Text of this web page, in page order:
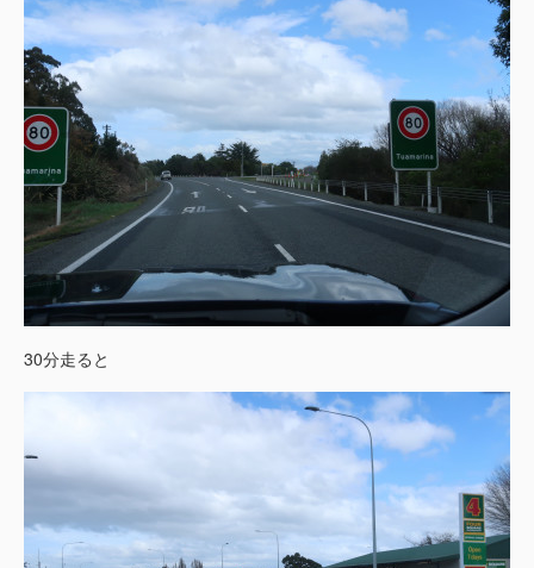
30分走ると